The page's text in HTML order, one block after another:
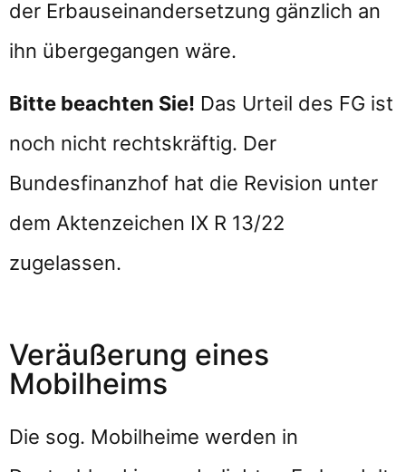
der Erbauseinandersetzung gänzlich an
ihn übergegangen wäre.
Bitte beachten Sie! Das Urteil des FG ist
noch nicht rechtskräftig. Der
Bundesfinanzhof hat die Revision unter
dem Aktenzeichen IX R 13/22
zugelassen.
Veräußerung eines
Mobilheims
Die sog. Mobilheime werden in